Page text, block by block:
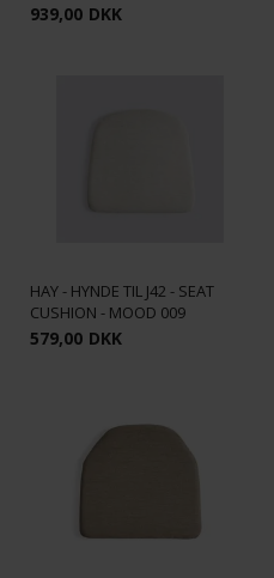
939,00 DKK
HAY - HYNDE TIL J42 - SEAT
CUSHION - MOOD 009
579,00 DKK